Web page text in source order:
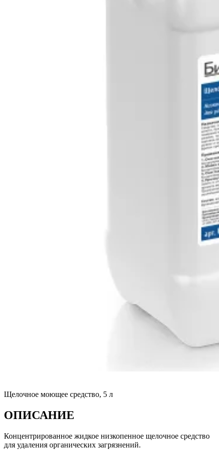
Щелочное моющее средство, 5 л
ОПИСАНИЕ
Концентрированное жидкое низкопенное щелочное средство
для удаления органических загрязнений.